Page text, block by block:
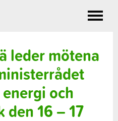
Toggle
leder mötena
och
16 – 17